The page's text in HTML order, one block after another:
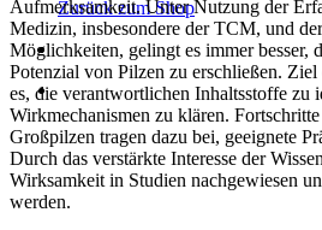
Zurück zum Shop
Aufmerksamkeit. Unter Nutzung der
Medizin, insbesondere der TCM, und
Möglichkeiten, gelingt es immer besser,
Potenzial von Pilzen zu erschließen.
es, die verantwortlichen Inhaltsstoffe zu
Wirkmechanismen zu klären.
Großpilzen tragen dazu bei, geeignete
Durch das verstärkte Interesse der
Wirksamkeit in Studien nachgewiesen
werden.